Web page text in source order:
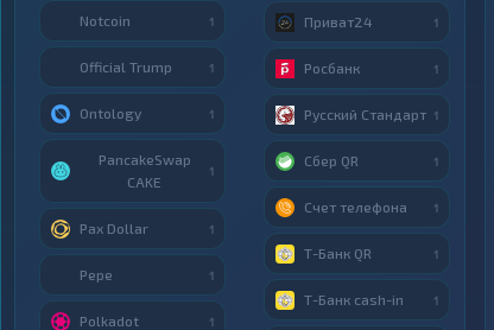
Notcoin 1
Official Trump 1
Ontology 1
PancakeSwap
CAKE
1
Pax Dollar 1
Pepe 1
Polkadot 1
Приват24 1
Росбанк 1
Русский Стандарт 1
Сбер QR 1
Счет телефона 1
Т-Банк QR 1
Т-Банк cash-in 1